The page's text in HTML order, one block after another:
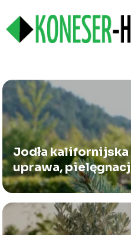
Jodła kalifornijska
uprawa,